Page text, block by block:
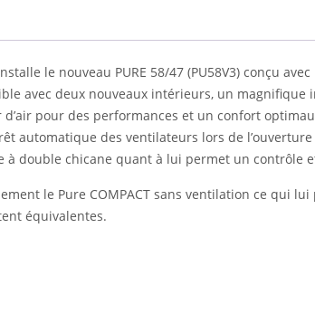
le nouveau PURE 58/47 (PU58V3) conçu
avec deux nouveaux intérieurs, un
pour des performances et un confort
automatique des ventilateurs lors de
à double chicane quant à lui permet un contrôle
le Pure COMPACT sans ventilation ce qui
équivalentes.